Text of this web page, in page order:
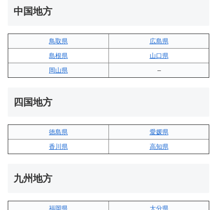
中国地方
鳥取県
広島県
島根県
山口県
岡山県
–
四国地方
徳島県
愛媛県
香川県
高知県
九州地方
福岡県 大分県